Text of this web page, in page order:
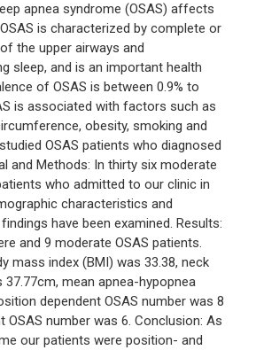
apnea syndrome (OSAS) affects
is characterized by complete or
the upper airways and
sleep, and is an important health
of OSAS is between 0.9% to
is associated with factors such as
obesity, smoking and
OSAS patients who diagnosed
and Methods: In thirty six moderate
who admitted to our clinic in
characteristics and
have been examined. Results:
and 9 moderate OSAS patients.
mass index (BMI) was 33.38, neck
mean apnea-hypopnea
dependent OSAS number was 8
OSAS number was 6. Conclusion: As
our patients were position- and